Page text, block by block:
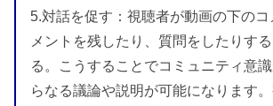
5.対話を促す：視聴者が動画の下のコ
メントを残したり、質問をしたりす
る。こうすることでコミュニティ意
らなる議論や説明が可能になります